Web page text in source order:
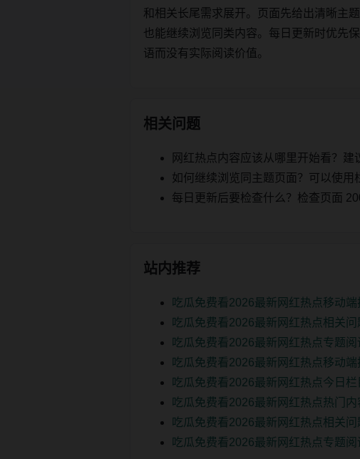
和相关长尾需求展开。页面先给出清晰主
也能继续浏览同类内容。每日更新时优先
语而没有实际阅读价值。
相关问题
网红热点内容应该从哪里开始看？建
如何继续浏览同主题页面？可以使用
每日更新后要检查什么？检查页面
站内推荐
吃瓜免费看2026最新网红热点移动端
吃瓜免费看2026最新网红热点相关问
吃瓜免费看2026最新网红热点专题阅
吃瓜免费看2026最新网红热点移动端
吃瓜免费看2026最新网红热点今日栏
吃瓜免费看2026最新网红热点热门内
吃瓜免费看2026最新网红热点相关问
吃瓜免费看2026最新网红热点专题阅